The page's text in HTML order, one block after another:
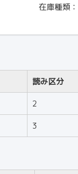
在庫種類：
読み区分
2
3